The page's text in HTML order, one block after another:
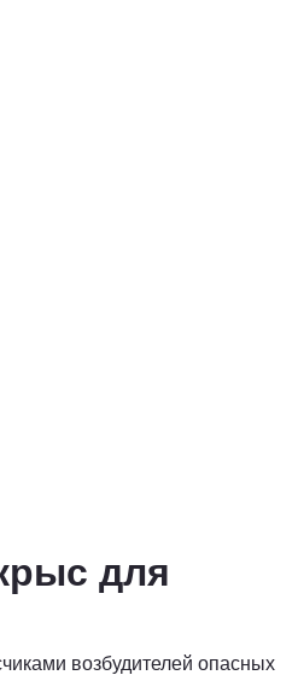
для
возбудителей опасных